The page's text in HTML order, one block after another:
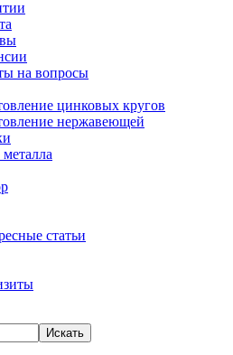
на вопросы
цинковых кругов
нержавеющей
металла
статьи
Искать